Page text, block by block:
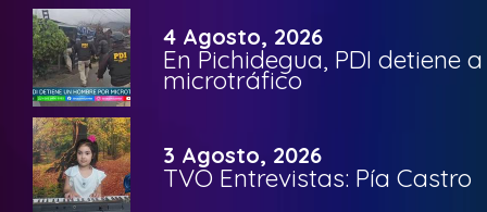
4 Agosto, 2026
En Pichidegua, PDI detiene
microtráfico
3 Agosto, 2026
TVO Entrevistas: Pía Castro